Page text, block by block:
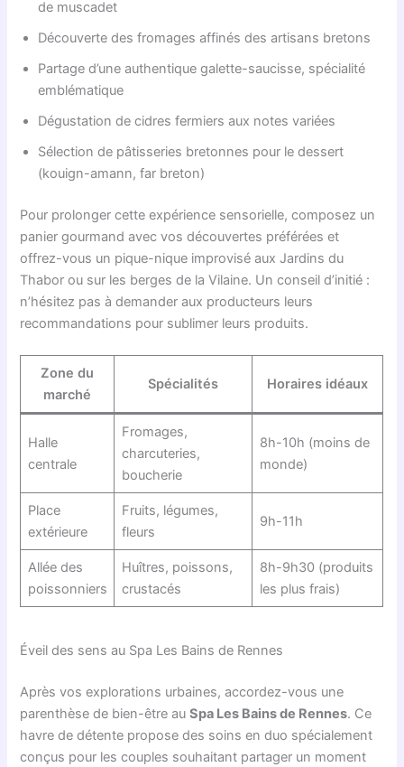
de muscadet
Découverte des fromages affinés des artisans bretons
Partage d’une authentique galette-saucisse, spécialité
emblématique
Dégustation de cidres fermiers aux notes variées
Sélection de pâtisseries bretonnes pour le dessert
(kouign-amann, far breton)
Pour prolonger cette expérience sensorielle, composez un
panier gourmand avec vos découvertes préférées et
offrez-vous un pique-nique improvisé aux Jardins du
Thabor ou sur les berges de la Vilaine. Un conseil d’initié :
n’hésitez pas à demander aux producteurs leurs
recommandations pour sublimer leurs produits.
Zone du
marché
Spécialités Horaires idéaux
Halle
centrale
Fromages,
charcuteries,
boucherie
8h-10h (moins de
monde)
Place
extérieure
Fruits, légumes,
fleurs
9h-11h
Allée des
poissonniers
Huîtres, poissons,
crustacés
8h-9h30 (produits
les plus frais)
Éveil des sens au Spa Les Bains de Rennes
Après vos explorations urbaines, accordez-vous une
parenthèse de bien-être auSpa Les Bains de Rennes. Ce
havre de détente propose des soins en duo spécialement
conçus pour les couples souhaitant partager un moment